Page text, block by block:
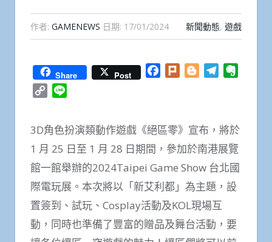
作者: GAMENEWS 日期: 17/01/2024 新聞動態, 遊戲
Share Post Facebook
Plurk BloggerTelegram
Copy
3D角色扮演類動作遊戲《絕區零》宣布，將於
1 月 25 日至 1 月 28 日期間，參加於南港展覽
館一館舉辦的2024Taipei Game Show 台北國
際電玩展。本次將以「新艾利都」為主題，設
置簽到、試玩、Cosplay活動及KOL現場互
動，同時也準備了豐富的贈品及舞台活動，要